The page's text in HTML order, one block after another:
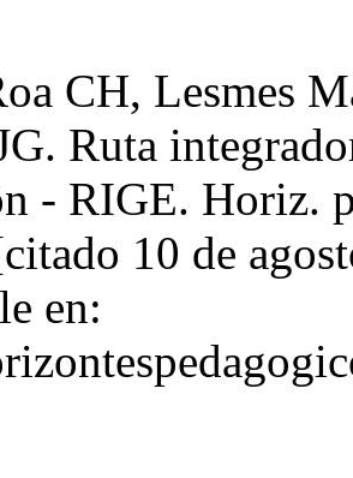
CH, Lesmes
Ruta
- RIGE. Horiz.
10 de
en: